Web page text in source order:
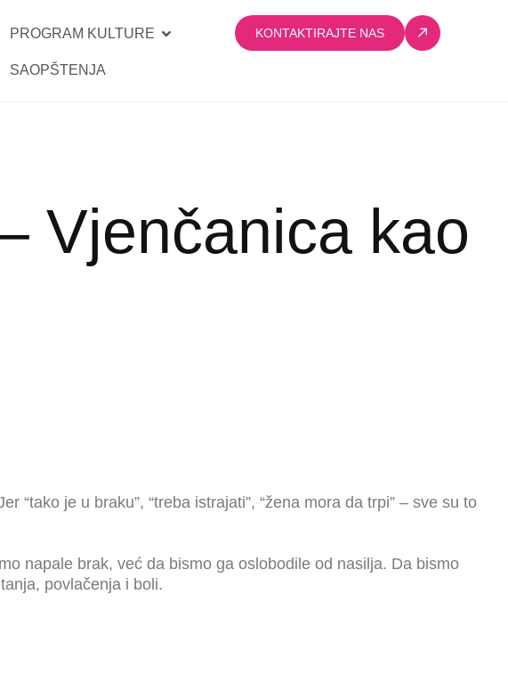
PROGRAM KULTURE
SAOPŠTENJA
KONTAKTIRAJTE NAS
Vjenčanica kao
je u braku”, “treba istrajati”, “žena mora da trpi” – sve su to
napale brak, već da bismo ga oslobodile od nasilja. Da bismo
povlačenja i boli.